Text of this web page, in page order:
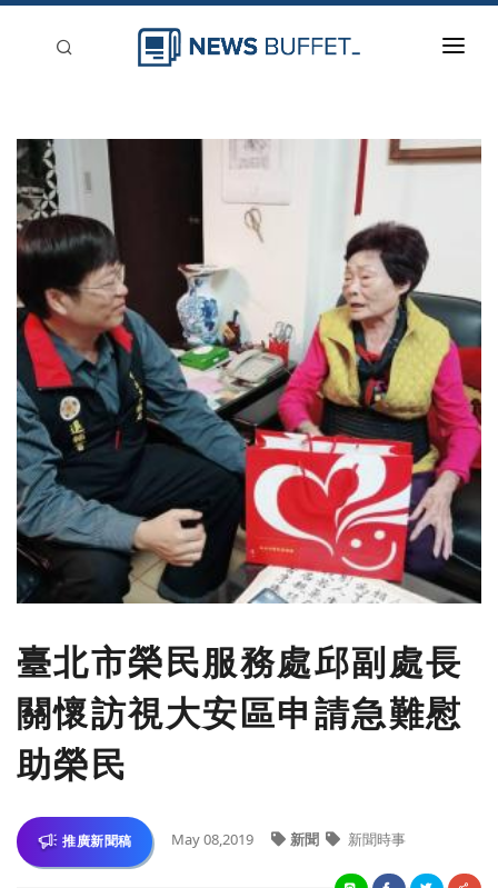
新聞稿分類
登入
刊登
臺北市榮民服務處邱副處長
關懷訪視大安區申請急難慰
助榮民
推廣新聞稿 May 08,2019 新聞 新聞時事